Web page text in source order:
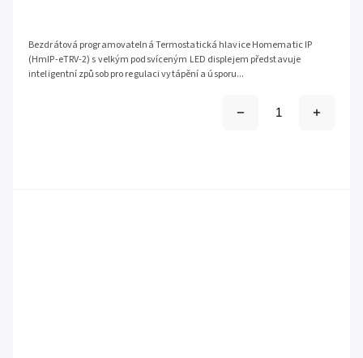
Bezdrátová programovatelná Termostatická hlavice Homematic IP
(HmIP-eTRV-2) s velkým podsvíceným LED displejem představuje
inteligentní způsob pro regulaci vytápění a úsporu...